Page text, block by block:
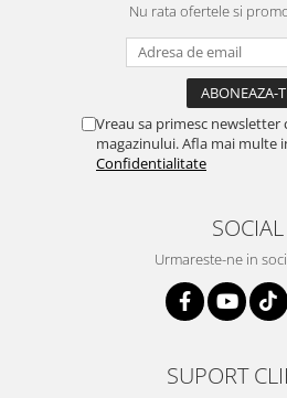
Nu rata ofertele si
Vreau sa primesc
magazinului. Afla mai multe
Confidentialitate
SOCIAL
Urmareste-ne in
SUPORT